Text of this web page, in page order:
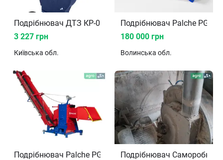
Подрібнювач ДТЗ КР-02Т
3 227 грн
Київська обл.
Подрібнювач Palche PG-
180 000 грн
Волинська обл.
Подрібнювач Palche PG-210T-KR 2025Подрібнювач Саморобний